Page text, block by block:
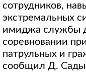
сотрудников,
экстремальных
имиджа службы
соревновании
патрульных и
сообщил Д.